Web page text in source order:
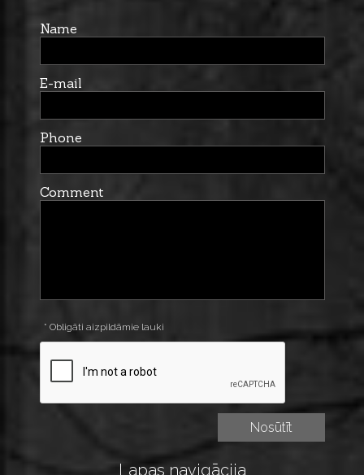
Name
E-mail
Phone
Comment
* Obligāti aizpildāmie lauki
Lapas navigācija